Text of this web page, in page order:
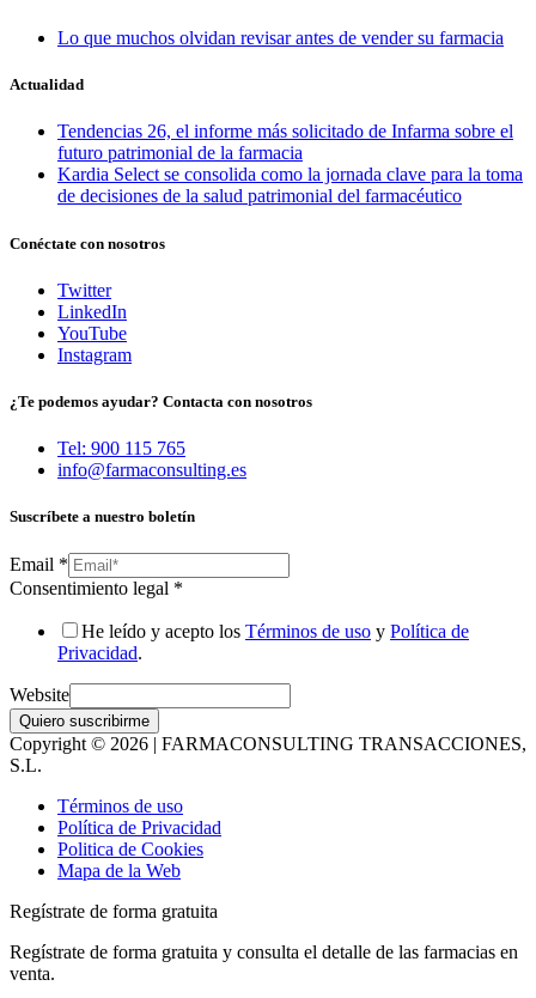
Lo que muchos olvidan revisar antes de vender su farmacia
Actualidad
Tendencias 26, el informe más solicitado de Infarma sobre el
futuro patrimonial de la farmacia
Kardia Select se consolida como la jornada clave para la toma
de decisiones de la salud patrimonial del farmacéutico
Conéctate con nosotros
Twitter
LinkedIn
YouTube
Instagram
¿Te podemos ayudar? Contacta con nosotros
Tel: 900 115 765
info@farmaconsulting.es
Suscríbete a nuestro boletín
Email *
Consentimiento legal *
He leído y acepto los Términos de uso y Política de
Privacidad.
Website
Quiero suscribirme
Copyright © 2026 | FARMACONSULTING TRANSACCIONES,
S.L.
Términos de uso
Política de Privacidad
Politica de Cookies
Mapa de la Web
Regístrate de forma gratuita
Regístrate de forma gratuita y consulta el detalle de las farmacias en
venta.